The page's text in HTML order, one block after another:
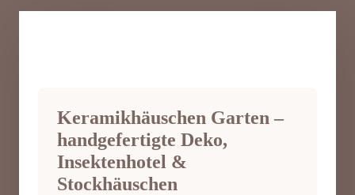
Keramikhäuschen Garten –
handgefertigte Deko,
Insektenhotel &
Stockhäuschen